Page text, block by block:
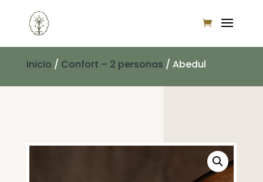
Inicio / Confort – 2 personas / Abedul